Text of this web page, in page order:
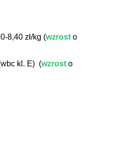
8,40 zł/kg (wzrost o
kl. E) (wzrost o